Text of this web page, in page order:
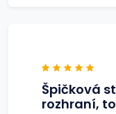
Špičková
rozhraní,